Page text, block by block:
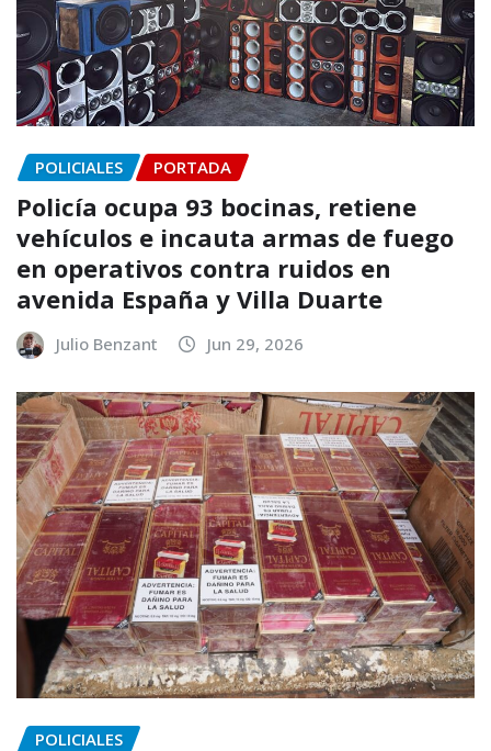
POLICIALES PORTADA
Policía ocupa 93 bocinas, retiene
vehículos e incauta armas de fuego
en operativos contra ruidos en
avenida España y Villa Duarte
Julio Benzant Jun 29, 2026
POLICIALES